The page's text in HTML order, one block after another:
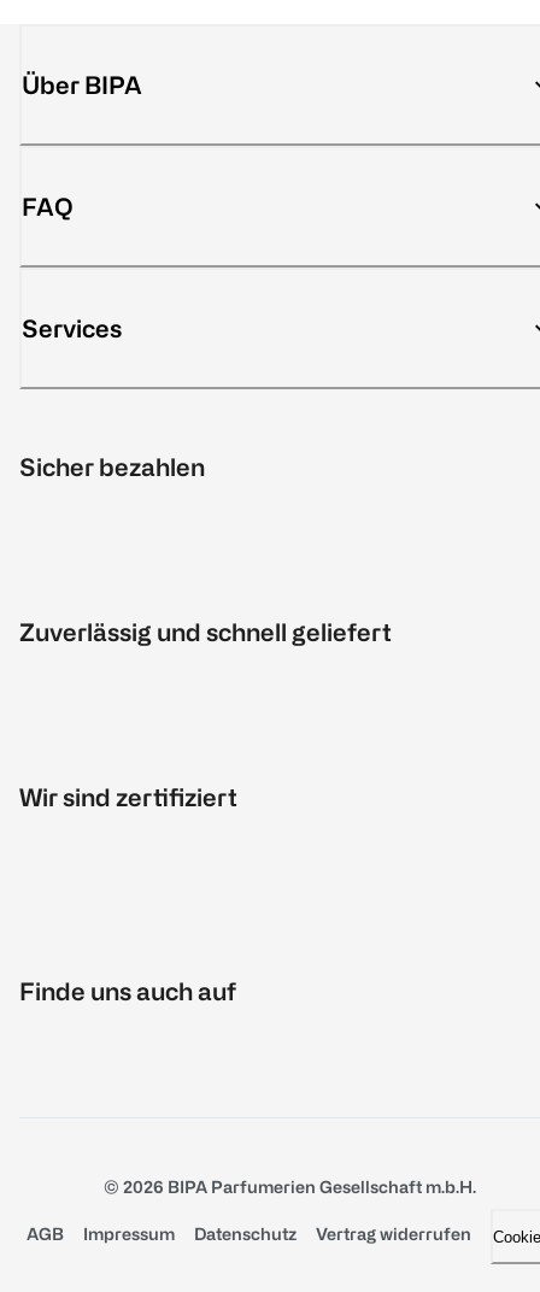
Über BIPA
FAQ
Services
Sicher bezahlen
Zuverlässig und schnell geliefert
Wir sind zertifiziert
Finde uns auch auf
© 2026 BIPA Parfumerien Gesellschaft m.b.H.
AGB Impressum Datenschutz Vertrag widerrufen